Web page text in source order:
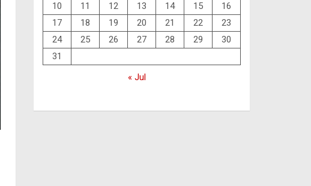
10
11 12 13 14 15
16
17
18 19 20 21 22
23
24
25 26 27 28 29
30
31
« Jul